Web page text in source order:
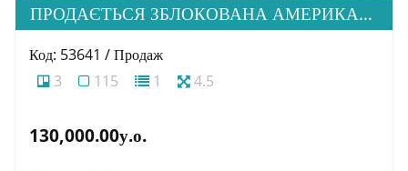
ПРОДАЄТЬСЯ ЗБЛОКОВАНА АМЕРИКАНКА НА СТАДІЇ БУДІВНИЦТВА В ПРЕСТИЖНОМУ МІК. СТОРОДНИЦЯ
Код: 53641 / Продаж
3
115 1 4.5
130,000.00у.о.